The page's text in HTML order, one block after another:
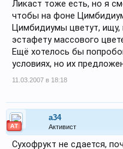
Ликаст тоже есть, но я
чтобы на фоне
Цимбидиумы цветут, ищу,
эстафету массового
Ещё хотелось бы
условиях, но их
11.03.2007 в 18:18
АТ
a34
Активист
Сухофрукт не сдается,